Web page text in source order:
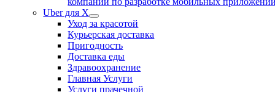
Uber для X
Уход за красотой
Курьерская доставка
Пригодность
Доставка еды
Здравоохранение
Главная Услуги
Услуги прачечной